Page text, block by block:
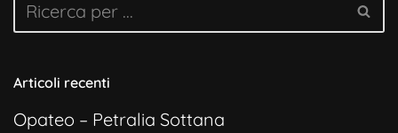
Articoli recenti
Opateo – Petralia Sottana